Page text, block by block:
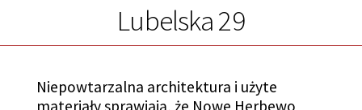
Lubelska 29
Niepowtarzalna architektura i użyte